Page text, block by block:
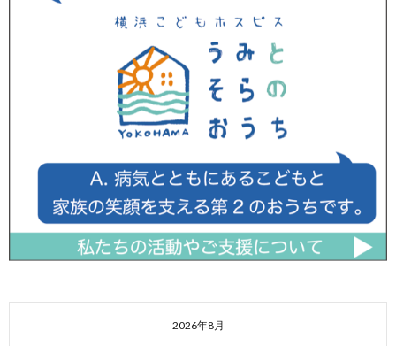
2026年8月